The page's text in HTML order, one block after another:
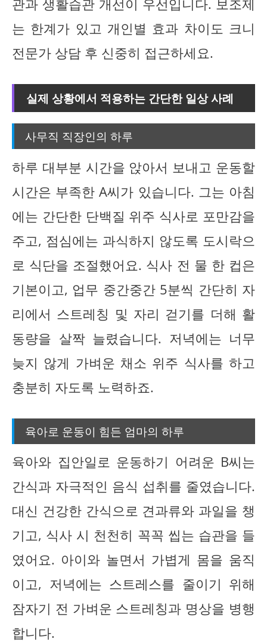
관과 생활습관 개선이 우선입니다. 보조제
는 한계가 있고 개인별 효과 차이도 크니
전문가 상담 후 신중히 접근하세요.
실제 상황에서 적용하는 간단한 일상 사례
사무직 직장인의 하루
하루 대부분 시간을 앉아서 보내고 운동할
시간은 부족한 A씨가 있습니다. 그는 아침
에는 간단한 단백질 위주 식사로 포만감을
주고, 점심에는 과식하지 않도록 도시락으
로 식단을 조절했어요. 식사 전 물 한 컵은
기본이고, 업무 중간중간 5분씩 간단히 자
리에서 스트레칭 및 자리 걷기를 더해 활
동량을 살짝 늘렸습니다. 저녁에는 너무
늦지 않게 가벼운 채소 위주 식사를 하고
충분히 자도록 노력하죠.
육아로 운동이 힘든 엄마의 하루
육아와 집안일로 운동하기 어려운 B씨는
간식과 자극적인 음식 섭취를 줄였습니다.
대신 건강한 간식으로 견과류와 과일을 챙
기고, 식사 시 천천히 꼭꼭 씹는 습관을 들
였어요. 아이와 놀면서 가볍게 몸을 움직
이고, 저녁에는 스트레스를 줄이기 위해
잠자기 전 가벼운 스트레칭과 명상을 병행
합니다.